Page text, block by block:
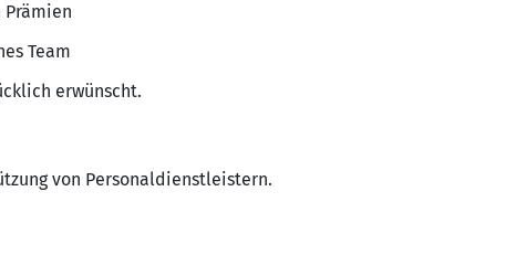
Team
erwünscht.
von Personaldienstleistern.